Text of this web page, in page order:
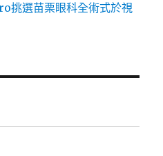
挑選苗栗眼科全術式於視